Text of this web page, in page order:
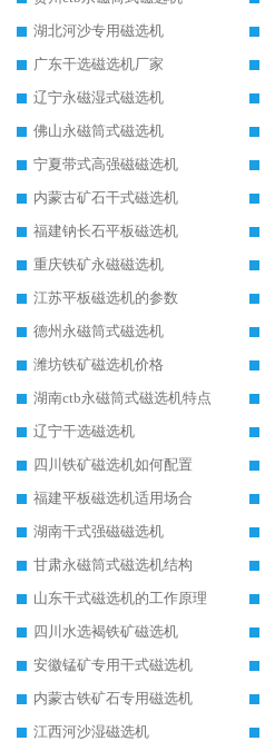
湖北河沙专用磁选机
广东干选磁选机厂家
辽宁永磁湿式磁选机
佛山永磁筒式磁选机
宁夏带式高强磁磁选机
内蒙古矿石干式磁选机
福建钠长石平板磁选机
重庆铁矿永磁磁选机
江苏平板磁选机的参数
德州永磁筒式磁选机
潍坊铁矿磁选机价格
湖南ctb永磁筒式磁选机特点
辽宁干选磁选机
四川铁矿磁选机如何配置
福建平板磁选机适用场合
湖南干式强磁磁选机
甘肃永磁筒式磁选机结构
山东干式磁选机的工作原理
四川水选褐铁矿磁选机
安徽锰矿专用干式磁选机
内蒙古铁矿石专用磁选机
江西河沙湿磁选机